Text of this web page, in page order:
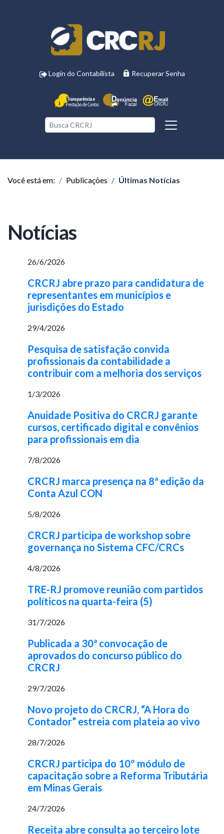
Login do Contabilista Recuperar Senha
Você está em: Publicações Últimas Notícias
Notícias
26/6/2026
CRCRJ abre prazo para candidatura de
representantes em municípios e
jurisdições do Estado
29/4/2026
Pesquisa de satisfação convida
profissionais da contabilidade a
contribuir com a melhoria dos serviços
1/3/2026
Anuidade Positiva do CRCRJ garante
cursos, certificado digital e convênios
para profissionais em dia
7/8/2026
CRCRJ marca presença na 8ª edição da
Conta Azul CON
5/8/2026
CRCRJ participa de workshop sobre
governança no Sistema CFC/CRCs
4/8/2026
TRE-RJ promove reunião com partidos
políticos na quarta-feira (5)
31/7/2026
Publicada a 30ª convocação de
aprovados do concurso público do
CRCRJ
29/7/2026
Novo projeto do CRCRJ, “A Hora do
Contador” estreia com plateia ao vivo
28/7/2026
CRCRJ participa do 10º módulo de
capacitação sobre a Reforma Tributária
em Minas Gerais
24/7/2026
Receita abre consulta ao terceiro lote